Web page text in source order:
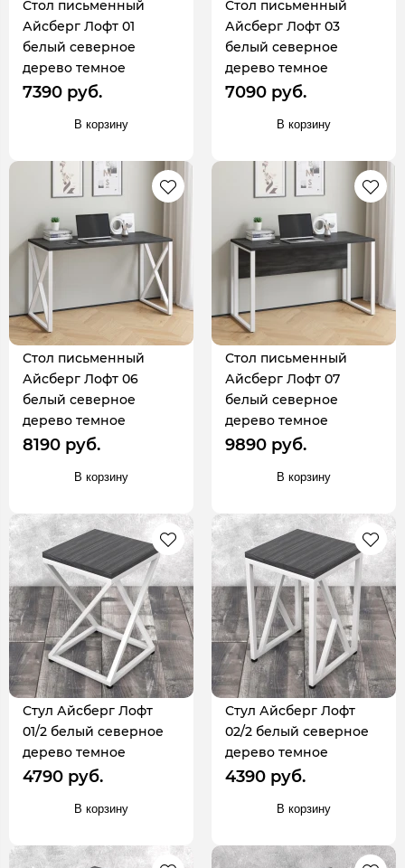
Стол письменный
Айсберг Лофт 01
белый северное
дерево темное
7390 руб.
В корзину
Стол письменный
Айсберг Лофт 03
белый северное
дерево темное
7090 руб.
В корзину
Стол письменный
Айсберг Лофт 06
белый северное
дерево темное
8190 руб.
В корзину
Стол письменный
Айсберг Лофт 07
белый северное
дерево темное
9890 руб.
В корзину
Стул Айсберг Лофт
01/2 белый северное
дерево темное
4790 руб.
В корзину
Стул Айсберг Лофт
02/2 белый северное
дерево темное
4390 руб.
В корзину